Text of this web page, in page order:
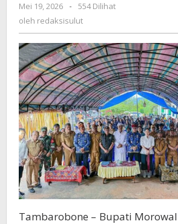
Sejumlah
Pro
Rakyat
Mei 19, 2026
oleh
redaksisulut
-
554 Dilihat
oleh redaksisulut
Tambarobone – Bupati